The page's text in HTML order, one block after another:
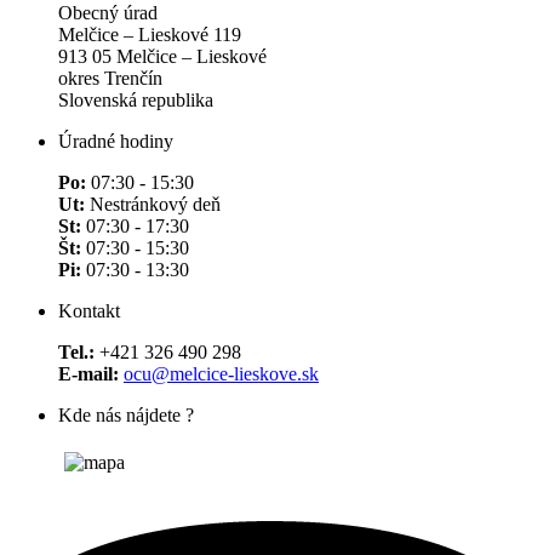
Obecný úrad
Melčice – Lieskové 119
913 05 Melčice – Lieskové
okres Trenčín
Slovenská republika
Úradné hodiny
Po: 07:30 - 15:30
Ut: Nestránkový deň
St: 07:30 - 17:30
Št: 07:30 - 15:30
Pi: 07:30 - 13:30
Kontakt
Tel.: +421 326 490 298
E-mail: ocu@melcice-lieskove.sk
Kde nás nájdete ?